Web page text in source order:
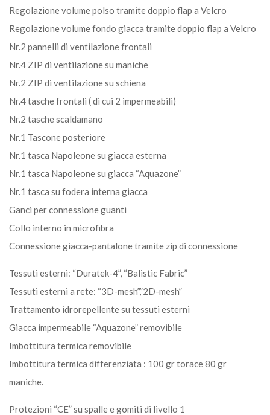
Regolazione volume polso tramite doppio flap a Velcro
Regolazione volume fondo giacca tramite doppio flap a Velcro
Nr.2 pannelli di ventilazione frontali
Nr.4 ZIP di ventilazione su maniche
Nr.2 ZIP di ventilazione su schiena
Nr.4 tasche frontali ( di cui 2 impermeabili)
Nr.2 tasche scaldamano
Nr.1 Tascone posteriore
Nr.1 tasca Napoleone su giacca esterna
Nr.1 tasca Napoleone su giacca “Aquazone”
Nr.1 tasca su fodera interna giacca
Ganci per connessione guanti
Collo interno in microfibra
Connessione giacca-pantalone tramite zip di connessione
Tessuti esterni: “Duratek-4”, “Balistic Fabric”
Tessuti esterni a rete: “3D-mesh”,”2D-mesh”
Trattamento idrorepellente su tessuti esterni
Giacca impermeabile “Aquazone” removibile
Imbottitura termica removibile
Imbottitura termica differenziata : 100 gr torace 80 gr
maniche.
Protezioni “CE” su spalle e gomiti di livello 1